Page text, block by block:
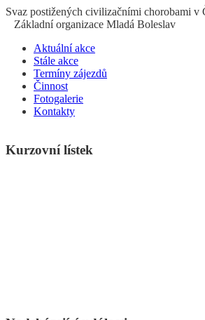
Svaz postižených civilizačními chorobami v
Základní organizace Mladá Boleslav
Aktuální akce
Stále akce
Termíny zájezdů
Činnost
Fotogalerie
Kontakty
Kurzovní lístek